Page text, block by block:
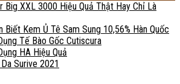
Big XXL 3000 Hiệu Quả Thật Hay Chỉ Là
Biết Kem Ủ Tê Sam Sung 10,56% Hàn Quốc
Tế Bào Gốc Cutiscura
HA Hiệu Quả
Surive 2021